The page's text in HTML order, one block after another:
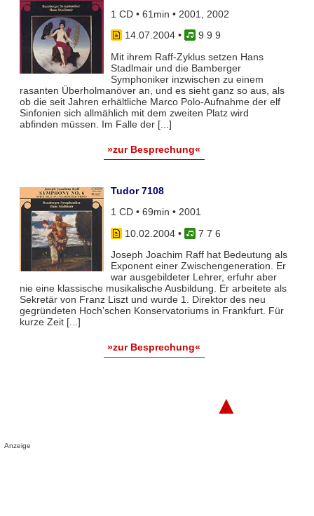
1 CD • 61min • 2001, 2002
14.07.2004•
9 9 9
Mit ihrem Raff-Zyklus setzen Hans
Stadlmair und die Bamberger
Symphoniker inzwischen zu einem
rasanten Überholmanöver an, und es sieht ganz so aus, als
ob die seit Jahren erhältliche Marco Polo-Aufnahme der elf
Sinfonien sich allmählich mit dem zweiten Platz wird
abfinden müssen. Im Falle der [...]
»zur Besprechung«
Tudor 7108
1 CD • 69min • 2001
10.02.2004•
7 7 6
Joseph Joachim Raff hat Bedeutung als
Exponent einer Zwischengeneration. Er
war ausgebildeter Lehrer, erfuhr aber
nie eine klassische musikalische Ausbildung. Er arbeitete als
Sekretär von Franz Liszt und wurde 1. Direktor des neu
gegründeten Hoch’schen Konservatoriums in Frankfurt. Für
kurze Zeit [...]
»zur Besprechung«
▲
Anzeige